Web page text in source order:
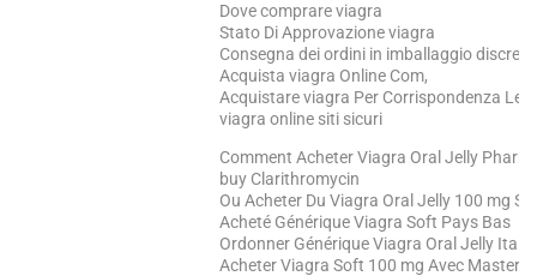
Dove comprare viagra
Stato Di Approvazione viagra
Consegna dei ordini in imballaggio discreto
Acquista viagra Online Com,
Acquistare viagra Per Corrispondenza
viagra online siti sicuri
Comment Acheter Viagra Oral Jelly
buy Clarithromycin
Ou Acheter Du Viagra Oral Jelly 100 mg
Acheté Générique Viagra Soft Pays Bas
Ordonner Générique Viagra Oral Jelly Italie
Acheter Viagra Soft 100 mg Avec